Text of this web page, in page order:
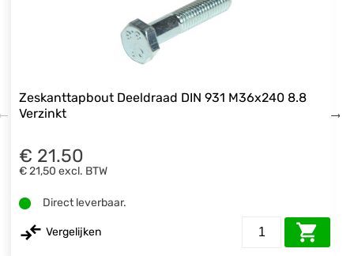
Zeskanttapbout Deeldraad DIN 931 M36x240 8.8
Verzinkt
€ 21.50
€ 21,50 excl. BTW
Direct leverbaar.
Vergelijken